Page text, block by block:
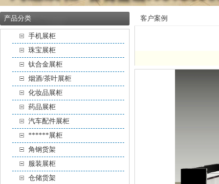
产品分类
手机展柜
珠宝展柜
钛合金展柜
烟酒/茶叶展柜
化妆品展柜
药品展柜
汽车配件展柜
******展柜
角钢货架
服装展柜
仓储货架
客户案例